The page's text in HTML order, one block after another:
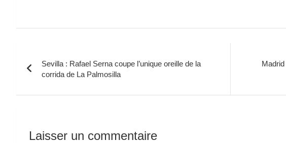
de
l’article
Sevilla : Rafael Serna coupe l’unique oreille de la
corrida de La Palmosilla
Laisser un commentaire